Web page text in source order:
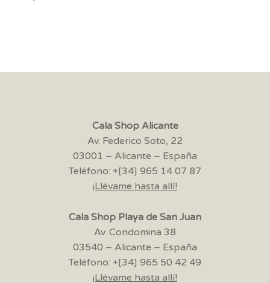
Cala Shop Alicante
Av. Federico Soto, 22
03001 – Alicante – España
Teléfono: +[34] 965 14 07 87
¡Llévame hasta allí!
Cala Shop Playa de San Juan
Av. Condomina 38
03540 – Alicante – España
Teléfono: +[34] 965 50 42 49
¡Llévame hasta allí!